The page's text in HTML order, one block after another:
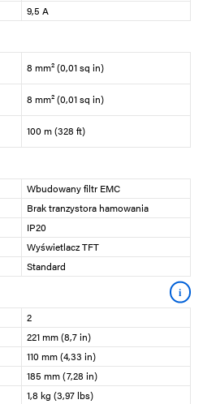
9,5 A
8 mm² (0,01 sq in)
8 mm² (0,01 sq in)
100 m (328 ft)
Wbudowany filtr EMC
Brak tranzystora hamowania
IP20
Wyświetlacz TFT
Standard
i
2
221 mm (8,7 in)
110 mm (4,33 in)
185 mm (7,28 in)
1,8 kg (3,97 lbs)